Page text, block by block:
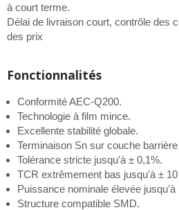
à court terme.
Délai de livraison court, contrôle des
des prix
Fonctionnalités
Conformité AEC-Q200.
Technologie à film mince.
Excellente stabilité globale.
Terminaison Sn sur couche
Tolérance stricte jusqu'à ± 0,1%.
TCR extrêmement bas jusqu'à ±
Puissance nominale élevée jusqu'à
Structure compatible SMD.